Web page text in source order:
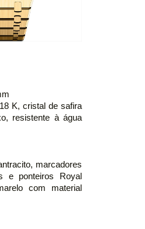
K, cristal de safira
resistente à água
marcadores
e ponteiros Royal
com material